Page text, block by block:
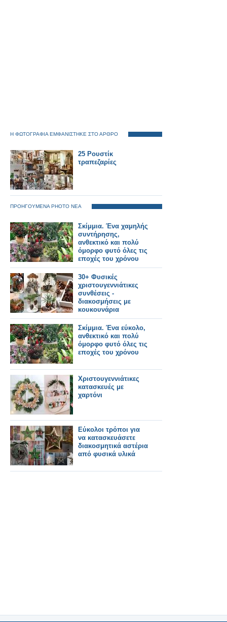
Η ΦΩΤΟΓΡΑΦΙΑ ΕΜΦΑΝΙΣΤΗΚΕ ΣΤΟ ΑΡΘΡΟ
25 Ρουστίκ
τραπεζαρίες
ΠΡΟΗΓΟΥΜΕΝΑ PHOTO ΝΕΑ
Σκίμμια. Ένα χαμηλής
συντήρησης,
ανθεκτικό και πολύ
όμορφο φυτό όλες τις
εποχές του χρόνου
30+ Φυσικές
χριστουγεννιάτικες
συνθέσεις -
διακοσμήσεις με
κουκουνάρια
Σκίμμια. Ένα εύκολο,
ανθεκτικό και πολύ
όμορφο φυτό όλες τις
εποχές του χρόνου
Χριστουγεννιάτικες
κατασκευές με
χαρτόνι
Εύκολοι τρόποι για
να κατασκευάσετε
διακοσμητικά αστέρια
από φυσικά υλικά